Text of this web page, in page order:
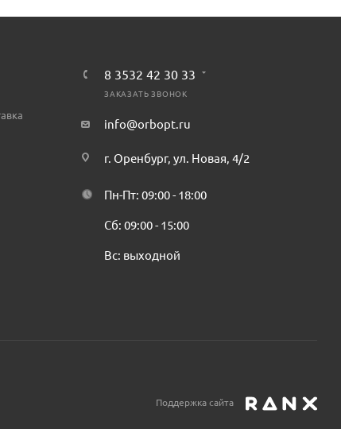
8 3532 42 30 33
ЗАКАЗАТЬ ЗВОНОК
info@orbopt.ru
г. Оренбург, ул. Новая, 4/2
Пн-Пт: 09:00 - 18:00
Сб: 09:00 - 15:00
Вс: выходной
Поддержка сайта